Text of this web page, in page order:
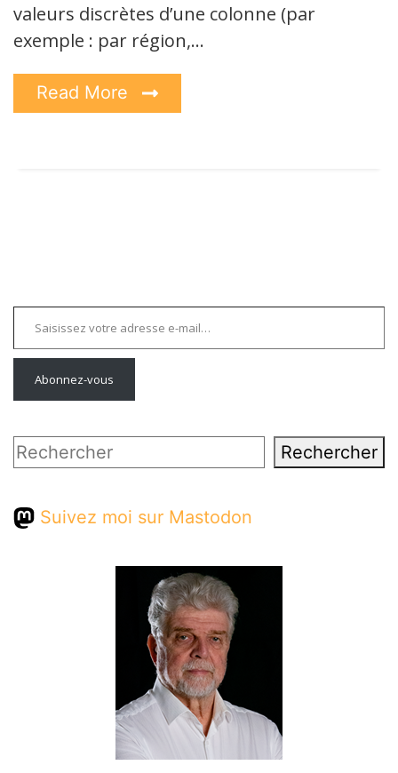
valeurs discrètes d’une colonne (par
exemple : par région,…
Read More
Saisissez votre adresse e-mail…
Abonnez-vous
Rechercher Rechercher
Suivez moi sur Mastodon